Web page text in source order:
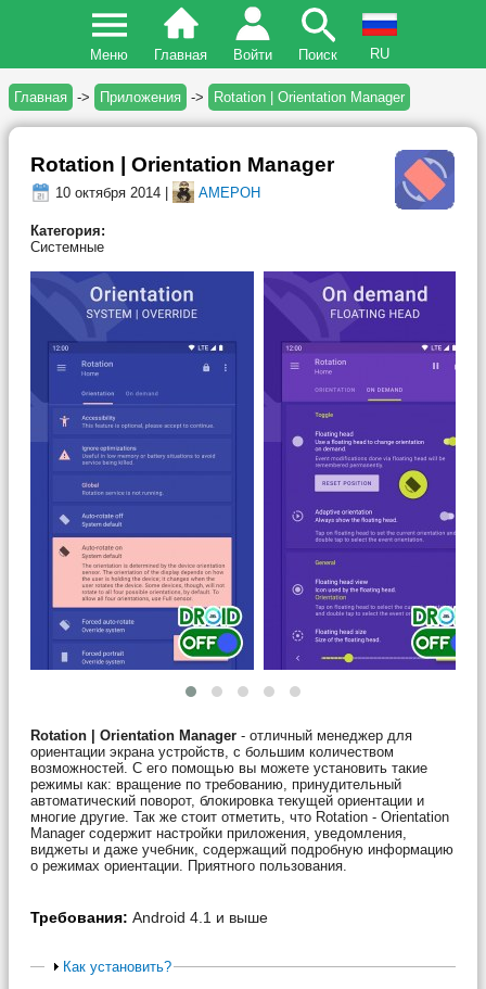
Меню Главная Войти Поиск RU
Главная -> Приложения -> Rotation | Orientation Manager
Rotation | Orientation Manager
10 октября 2014 | AMEPOH
Категория:
Системные
Rotation | Orientation Manager - отличный менеджер для
ориентации экрана устройств, с большим количеством
возможностей. С его помощью вы можете установить такие
режимы как: вращение по требованию, принудительный
автоматический поворот, блокировка текущей ориентации и
многие другие. Так же стоит отметить, что Rotation - Orientation
Manager содержит настройки приложения, уведомления,
виджеты и даже учебник, содержащий подробную информацию
о режимах ориентации. Приятного пользования.
Требования: Android 4.1 и выше
Как установить?